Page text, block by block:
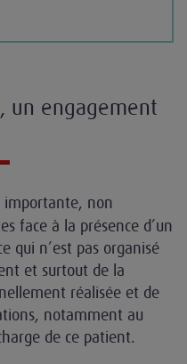
un engagement
importante, non
face à la présence d’un
qui n’est pas organisé
et surtout de la
réalisée et de
notamment au
de ce patient.